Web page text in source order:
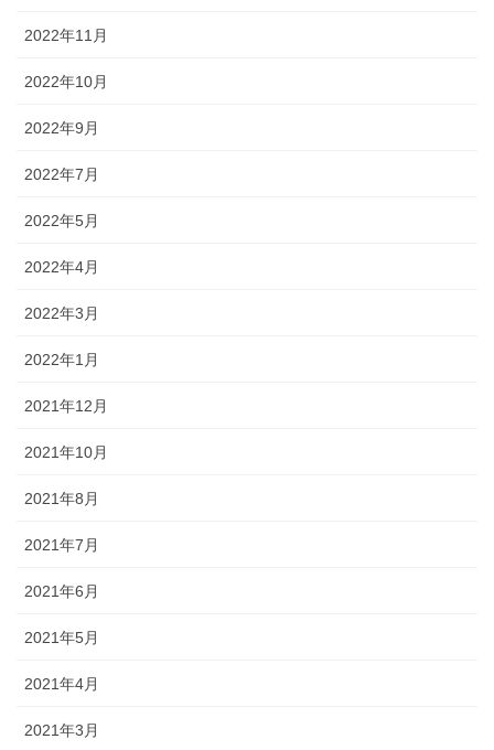
2022年11月
2022年10月
2022年9月
2022年7月
2022年5月
2022年4月
2022年3月
2022年1月
2021年12月
2021年10月
2021年8月
2021年7月
2021年6月
2021年5月
2021年4月
2021年3月